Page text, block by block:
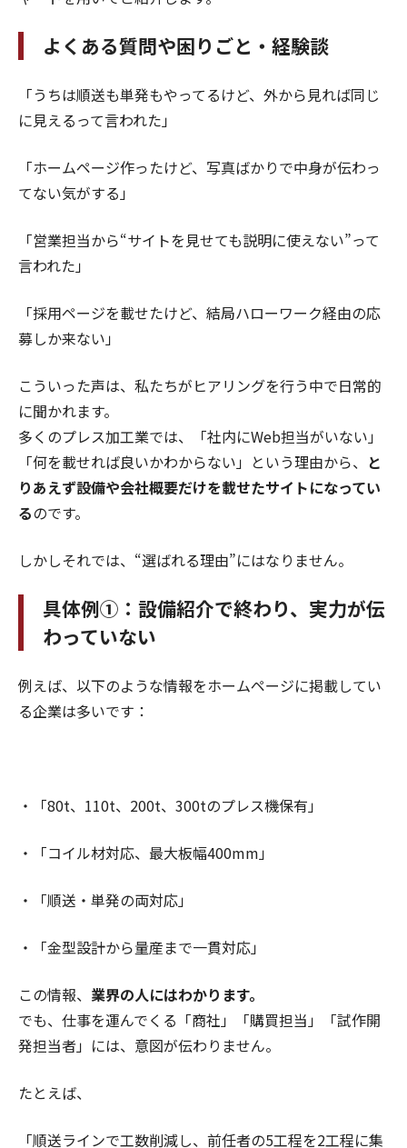
よくある質問や困りごと・経験談
「うちは順送も単発もやってるけど、外から見れば同じ
に見えるって言われた」
「ホームページ作ったけど、写真ばかりで中身が伝わっ
てない気がする」
「営業担当から“サイトを見せても説明に使えない”って
言われた」
「採用ページを載せたけど、結局ハローワーク経由の応
募しか来ない」
こういった声は、私たちがヒアリングを行う中で日常的
に聞かれます。
多くのプレス加工業では、「社内にWeb担当がいない」
「何を載せれば良いかわからない」という理由から、 と
りあえず設備や会社概要だけを載せたサイトになってい
るのです。
しかしそれでは、“選ばれる理由”にはなりません。
具体例①：設備紹介で終わり、実力が伝
わっていない
例えば、以下のような情報をホームページに掲載してい
る企業は多いです：
・「80t、110t、200t、300tのプレス機保有」
・「コイル材対応、最大板幅400mm」
・「順送・単発の両対応」
・「金型設計から量産まで一貫対応」
この情報、 業界の人にはわかります。
でも、仕事を運んでくる「商社」「購買担当」「試作開
発担当者」には、意図が伝わりません。
たとえば、
「順送ラインで工数削減し、前任者の5工程を2工程に集